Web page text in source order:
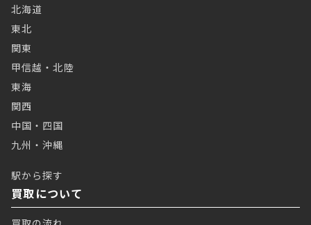
北海道
東北
関東
甲信越・北陸
東海
関西
中国・四国
九州・沖縄
駅から探す
買取について